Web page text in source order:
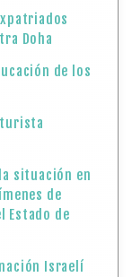
Doha
de los
situación en
de
Estado de
Israelí